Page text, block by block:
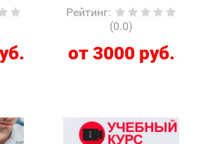
Рейтинг:
(0.0)
от 3000 руб.